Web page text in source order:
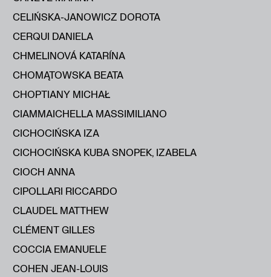
CELIŃSKA-JANOWICZ DOROTA
CERQUI DANIELA
CHMELINOVÁ KATARÍNA
CHOMĄTOWSKA BEATA
CHOPTIANY MICHAŁ
CIAMMAICHELLA MASSIMILIANO
CICHOCIŃSKA IZA
CICHOCIŃSKA KUBA SNOPEK, IZABELA
CIOCH ANNA
CIPOLLARI RICCARDO
CLAUDEL MATTHEW
CLÉMENT GILLES
COCCIA EMANUELE
COHEN JEAN-LOUIS